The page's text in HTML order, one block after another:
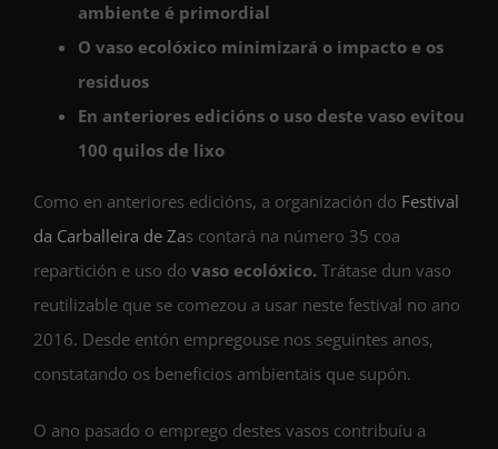
ambiente é primordial
O vaso ecolóxico minimizará o impacto e os
residuos
En anteriores edicións o uso deste vaso evitou
100 quilos de lixo
Como en anteriores edicións, a organización do Festival
da Carballeira de Zas contará na número 35 coa
repartición e uso do vaso ecolóxico.Trátase dun vaso
reutilizable que se comezou a usar neste festival no ano
2016. Desde entón empregouse nos seguintes anos,
constatando os beneficios ambientais que supón.
O ano pasado o emprego destes vasos contribuíu a